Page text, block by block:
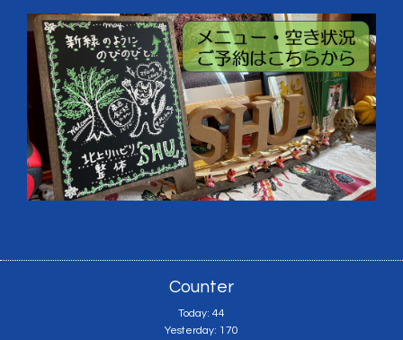
Counter
Today: 44
Yesterday: 170